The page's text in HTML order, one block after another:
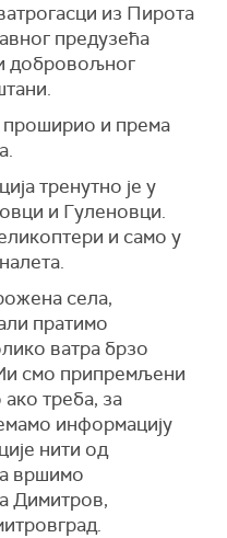
из Пирота
предузећа
добровољног
и према
тренутно је у
и Гуленовци.
и само у
жена села,
пратимо
ватра брзо
смо припремљени
ако треба, за
информацију
нити од
вршимо
Димитров,